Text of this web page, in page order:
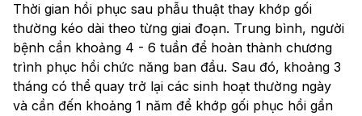
Thời gian hồi phục sau phẫu thuật thay khớp gối
thường kéo dài theo từng giai đoạn. Trung bình, người
bệnh cần khoảng 4 - 6 tuần để hoàn thành chương
trình phục hồi chức năng ban đầu. Sau đó, khoảng 3
tháng có thể quay trở lại các sinh hoạt thường ngày
và cần đến khoảng 1 năm để khớp gối phục hồi gần